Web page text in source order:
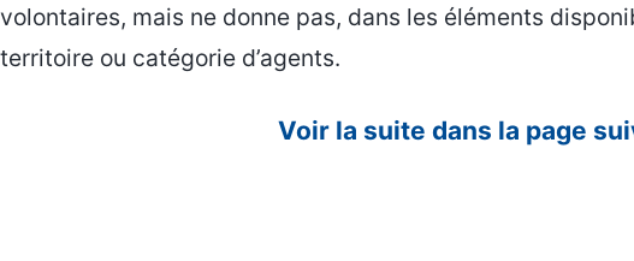
volontaires, mais ne donne pas, dans les éléments
territoire ou catégorie d’agents.
Voir la suite dans la page